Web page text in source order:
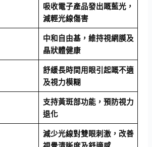
吸收電子產品發出嘅藍光，
減輕光線傷害
中和自由基，維持視網膜及
晶狀體健康
舒緩長時間用眼引起嘅不適
及視力模糊
支持黃斑部功能，預防視力
退化
減少光線對雙眼刺激，改善